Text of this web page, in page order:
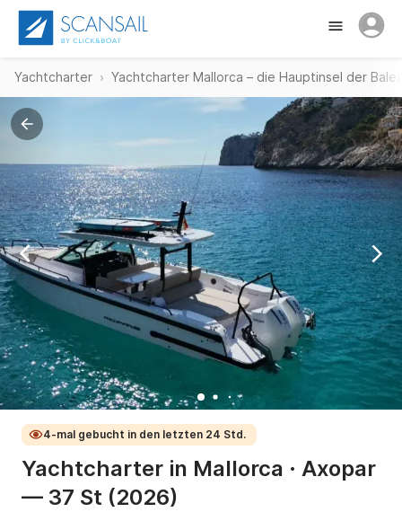
Yachtcharter Yachtcharter Mallorca – die Hauptinsel der
4-mal gebucht in den letzten 24 Std.
Yachtcharter in Mallorca · Axopar
— 37 St (2026)